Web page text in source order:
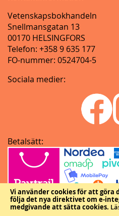
Vi använder cookies för att göra
följa det nya direktivet om e-
medgivande att sätta cookies.
Vetenskapsbokhandeln
Snellmansgatan 13
00170 HELSINGFORS
Telefon: +358 9 635 177
FO-nummer: 0524704-5
Sociala medier:
Betalsätt: